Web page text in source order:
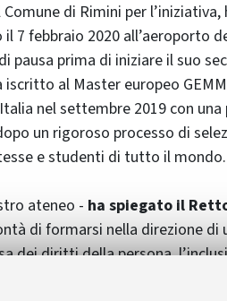
di Rimini per l’iniziativa,
7 febbraio 2020 all’aeroporto
pausa prima di iniziare il suo
al Master europeo
nel settembre 2019 con
un rigoroso processo di
e studenti di tutto il mondo.
ateneo - ha spiegato il
di formarsi nella direzione di
dei diritti della persona,